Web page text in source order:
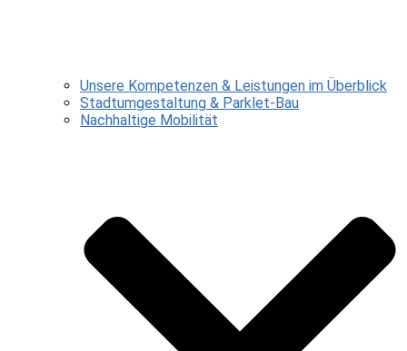
Unsere Kompetenzen & Leistungen im Überblick
Stadtumgestaltung & Parklet-Bau
Nachhaltige Mobilität